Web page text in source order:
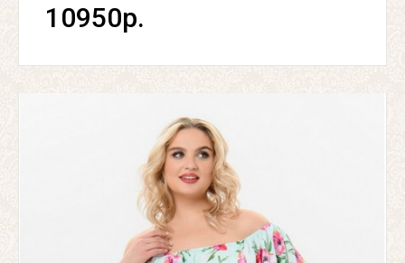
10950р.